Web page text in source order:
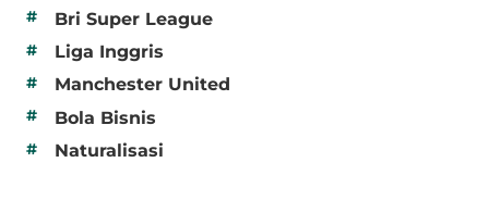
# Bri Super League
# Liga Inggris
# Manchester United
# Bola Bisnis
# Naturalisasi